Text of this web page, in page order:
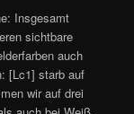
Insgesamt
sichtbare
auch
[Lc1] starb auf
wir auf drei